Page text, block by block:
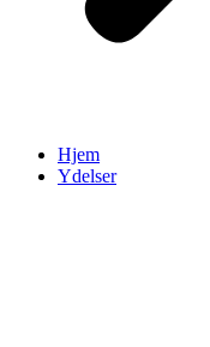
Hjem
Ydelser